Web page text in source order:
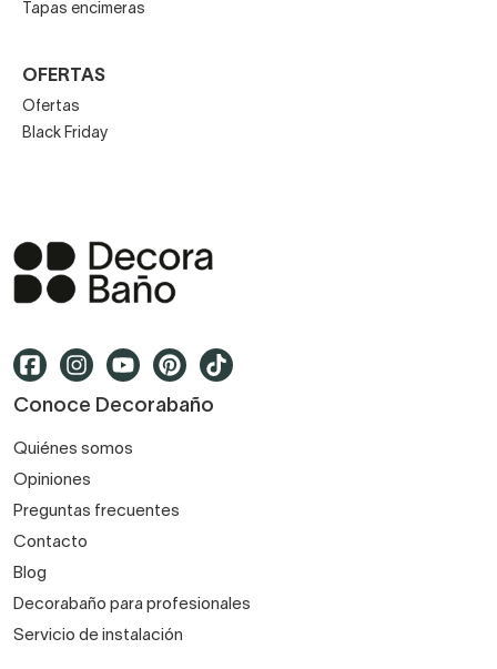
Tapas encimeras
OFERTAS
Ofertas
Black Friday
Conoce Decorabaño
Quiénes somos
Opiniones
Preguntas frecuentes
Contacto
Blog
Decorabaño para profesionales
Servicio de instalación